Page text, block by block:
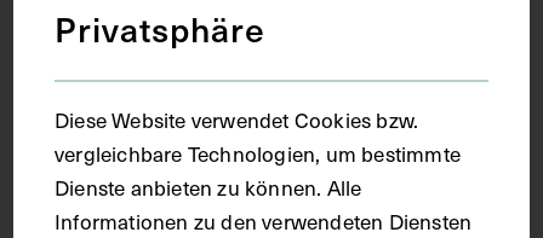
Privatsphäre
Diese Website verwendet Cookies bzw.
vergleichbare Technologien, um bestimmte
Dienste anbieten zu können. Alle
Informationen zu den verwendeten Diensten